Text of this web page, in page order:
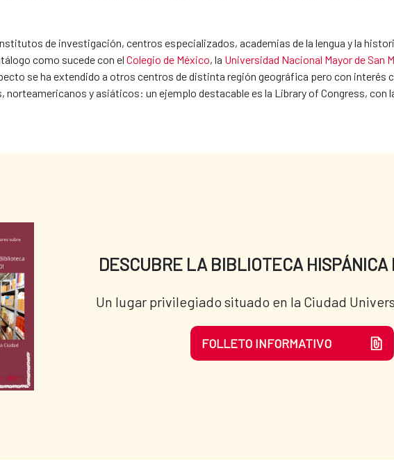
de investigación, centros especializados, academias de la lengua y la
como sucede con el Colegio de México, la Universidad Nacional Mayor de San
se ha extendido a otros centros de distinta región geográfica pero con interés
y asiáticos: un ejemplo destacable es la Library of Congress, con
DESCUBRE LA BIBLIOTECA HISPÁNICA
Un lugar privilegiado situado en la Ciudad
FOLLETO INFORMATIVO